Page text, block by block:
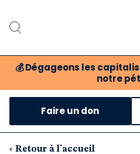
💰 Dégageons les
notre
Faire un don
‹ Retour à l'accueil